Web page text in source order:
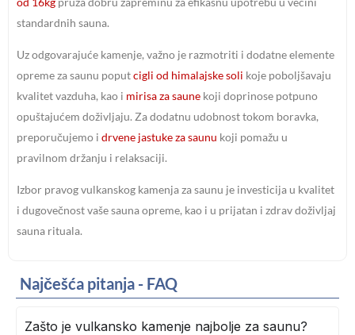
standardnih sauna.
Uz odgovarajuće kamenje, važno je razmotriti i dodatne elemente
opreme za saunu poputcigli od himalajske soli koje poboljšavaju
kvalitet vazduha, kao i mirisa za saune koji doprinose potpuno
opuštajućem doživljaju. Za dodatnu udobnost tokom boravka,
preporučujemo i drvene jastuke za saunu koji pomažu u
pravilnom držanju i relaksaciji.
Izbor pravog vulkanskog kamenja za saunu je investicija u kvalitet
i dugovečnost vaše sauna opreme, kao i u prijatan i zdrav doživljaj
sauna rituala.
Najčešća pitanja - FAQ
Zašto je vulkansko kamenje najbolje za saunu?